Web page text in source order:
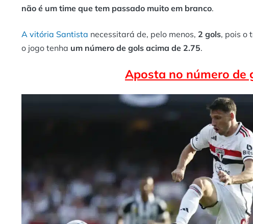
não é um time que tem passado muito em branco.
A vitória Santista necessitará de, pelo menos, 2 gols, pois o
o jogo tenha um número de gols acima de 2.75.
Aposta no número de